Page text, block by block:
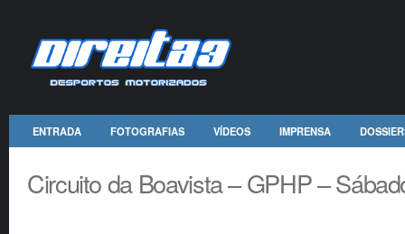
ENTRADA FOTOGRAFIAS VÍDEOS IMPRENSA
Circuito da Boavista – GPHP –